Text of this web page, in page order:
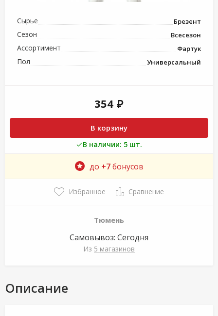
Сырье Брезент
Сезон Всесезон
Ассортимент Фартук
Пол Универсальный
354 ₽
В корзину
В наличии: 5 шт.
до +7бонусов
Избранное Сравнение
Тюмень
Самовывоз: Сегодня
Из 5 магазинов
Описание